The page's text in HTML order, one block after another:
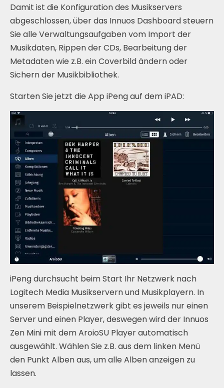
Damit ist die Konfiguration des Musikservers
abgeschlossen, über das Innuos Dashboard steuern
Sie alle Verwaltungsaufgaben vom Import der
Musikdaten, Rippen der CDs, Bearbeitung der
Metadaten wie z.B. ein Coverbild ändern oder
Sichern der Musikbibliothek.
Starten Sie jetzt die App iPeng auf dem iPAD:
iPeng durchsucht beim Start Ihr Netzwerk nach
Logitech Media Musikservern und Musikplayern. In
unserem Beispielnetzwerk gibt es jeweils nur einen
Server und einen Player, deswegen wird der Innuos
Zen Mini mit dem AroioSU Player automatisch
ausgewählt. Wählen Sie z.B. aus dem linken Menü
den Punkt Alben aus, um alle Alben anzeigen zu
lassen.